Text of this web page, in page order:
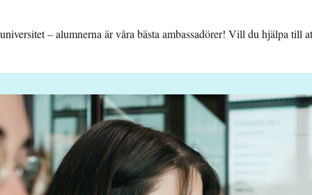
– alumnerna är våra bästa ambassadörer! Vill du hjälpa till